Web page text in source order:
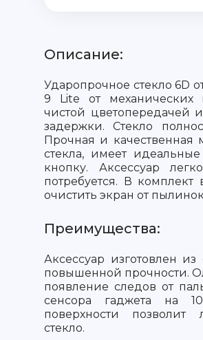
Описание:
Ударопрочное стекло 6D
9 Lite от
чистой цветопередачей
задержки. Стекло
Прочная и качественная
стекла, имеет
кнопку. Аксессуар
потребуется. В комплект
очистить экран от
Преимущества:
Аксессуар изготовлен из
повышенной прочности.
появление следов от
сенсора гаджета на
поверхности позволит
стекло.